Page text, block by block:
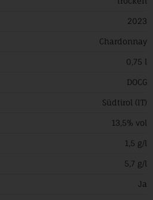
2023
Chardonnay
0,75 l
DOCG
Südtirol (IT)
13,5% vol
1,5 g/l
5,7 g/l
Ja